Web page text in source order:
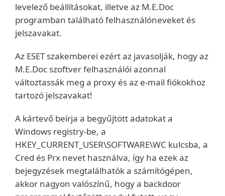
levelező beállításokat, illetve az M.E.Doc
programban található felhasználóneveket és
jelszavakat.
Az ESET szakemberei ezért az javasolják, hogy az
M.E.Doc szoftver felhasználói azonnal
változtassák meg a proxy és az e-mail fiókokhoz
tartozó jelszavakat!
A kártevő beírja a begyűjtött adatokat a
Windows registry-be, a
HKEY_CURRENT_USER\SOFTWARE\WC kulcsba, a
Cred és Prx nevet használva, így ha ezek az
bejegyzések megtalálhatók a számítógépen,
akkor nagyon valószínű, hogy a backdoor